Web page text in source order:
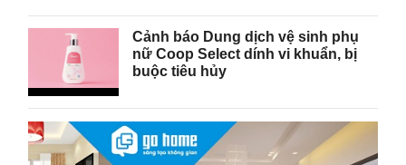
Cảnh báo Dung dịch vệ sinh phụ
nữ Coop Select dính vi khuẩn, bị
buộc tiêu hủy